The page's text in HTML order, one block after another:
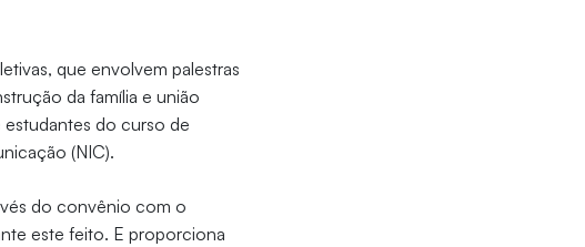
que envolvem palestras
da família e união
do curso de
(NIC).
do convênio com o
este feito. E proporciona